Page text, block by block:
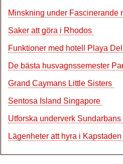
Minskning under
Saker att göra i Rhodos
Funktioner med hotell Playa
De bästa husvagnssemester
Grand Caymans Little Sisters
Sentosa Island Singapore
Utforska underverk
Lägenheter att hyra i